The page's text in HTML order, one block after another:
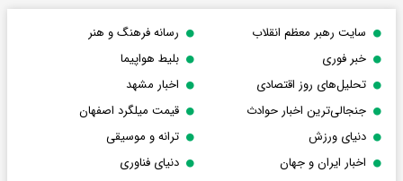
سایت رهبر معظم انقلاب
رسانه فرهنگ و هنر
خبر فوری
بلیط هواپیما
تحلیل‌های روز اقتصادی
اخبار مشهد
جنجالی‌ترین اخبار حوادث
قیمت میلگرد اصفهان
دنیای ورزش
ترانه و موسیقی
اخبار ایران و جهان
دنیای فناوری